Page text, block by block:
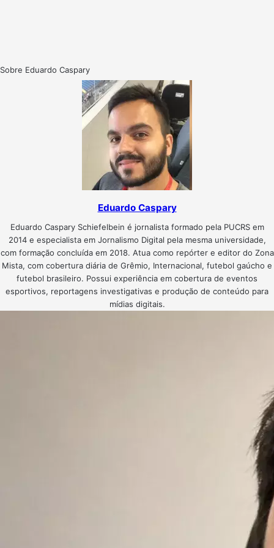
Sobre Eduardo Caspary
Eduardo Caspary
Eduardo Caspary Schiefelbein é jornalista formado pela PUCRS em
2014 e especialista em Jornalismo Digital pela mesma universidade,
com formação concluída em 2018. Atua como repórter e editor do Zona
Mista, com cobertura diária de Grêmio, Internacional, futebol gaúcho e
futebol brasileiro. Possui experiência em cobertura de eventos
esportivos, reportagens investigativas e produção de conteúdo para
mídias digitais.